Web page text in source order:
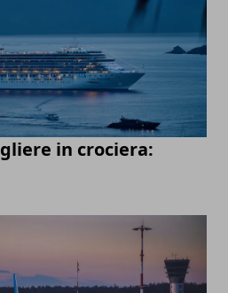
in crociera: